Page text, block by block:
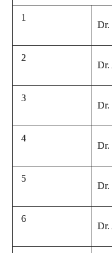
1
Dr.
2
Dr.
3
Dr.
4
Dr.
5
Dr.
6
Dr.